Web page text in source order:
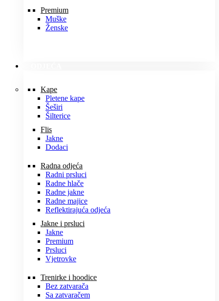
Premium
Muške
Ženske
Kape
Pletene kape
Šeširi
Šilterice
Flis
Jakne
Dodaci
Radna odjeća
Radni prsluci
Radne hlače
Radne jakne
Radne majice
Reflektirajuća odjeća
Jakne i prsluci
Jakne
Premium
Prsluci
Vjetrovke
Trenirke i hoodice
Bez zatvarača
Sa zatvaračem